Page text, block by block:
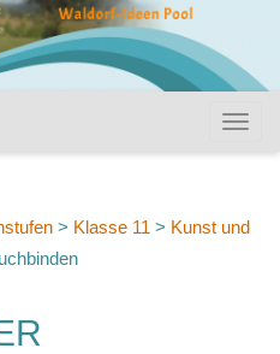
> Klasse 11 > Kunst und